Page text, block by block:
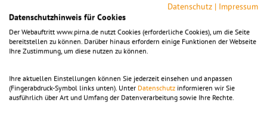
Tickets
enthalten.
Datenschutz | Impressum
Datenschutzhinweis für Cookies
Der Webauftritt www.pirna.de nutzt Cookies (erforderliche Cookies), um die Seite
bereitstellen zu können. Darüber hinaus erfordern einige Funktionen der Webseite
Ihre Zustimmung, um diese nutzen zu können.
Ihre aktuellen Einstellungen können Sie jederzeit einsehen und anpassen
(Fingerabdruck-Symbol links unten). Unter Datenschutz informieren wir Sie
ausführlich über Art und Umfang der Datenverarbeitung sowie Ihre Rechte.